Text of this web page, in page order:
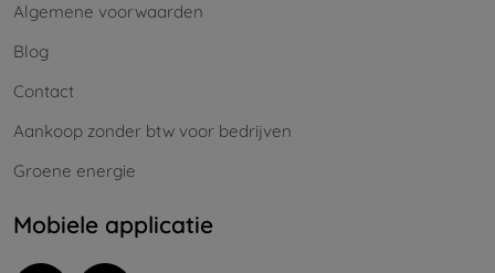
Algemene voorwaarden
Blog
Contact
Aankoop zonder btw voor bedrijven
Groene energie
Mobiele applicatie